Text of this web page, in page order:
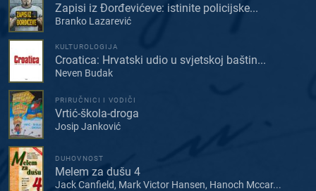
Zapisi iz Đorđevićeve: istinite policijske...
Branko Lazarević
KULTUROLOGIJA
Croatica: Hrvatski udio u svjetskoj baštin...
Neven Budak
PRIRUČNICI I VODIČI
Vrtić-škola-droga
Josip Janković
DUHOVNOST
Melem za dušu 4
Jack Canfield, Mark Victor Hansen, Hanoch Mccar...